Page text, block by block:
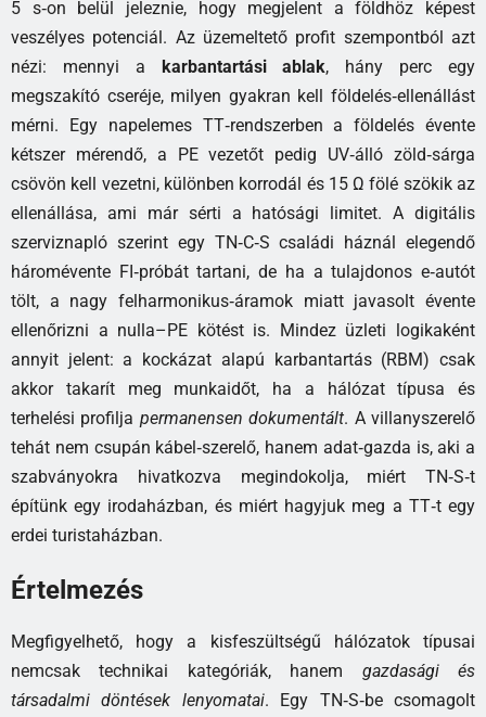
5 s‑on belül jeleznie, hogy megjelent a földhöz képest
veszélyes potenciál. Az üzemeltető profit szempontból azt
nézi: mennyi a karbantartási ablak, hány perc egy
megszakító cseréje, milyen gyakran kell földelés‑ellenállást
mérni. Egy napelemes TT‑rendszerben a földelés évente
kétszer mérendő, a PE vezetőt pedig UV‑álló zöld‑sárga
csövön kell vezetni, különben korrodál és 15 Ω fölé szökik az
ellenállása, ami már sérti a hatósági limitet. A digitális
szerviznapló szerint egy TN‑C‑S családi háznál elegendő
háromévente FI‑próbát tartani, de ha a tulajdonos e‑autót
tölt, a nagy felharmonikus‑áramok miatt javasolt évente
ellenőrizni a nulla–PE kötést is. Mindez üzleti logikaként
annyit jelent: a kockázat alapú karbantartás (RBM) csak
akkor takarít meg munkaidőt, ha a hálózat típusa és
terhelési profilja permanensen dokumentált. A villanyszerelő
tehát nem csupán kábel‑szerelő, hanem adat‑gazda is, aki a
szabványokra hivatkozva megindokolja, miért TN‑S‑t
építünk egy irodaházban, és miért hagyjuk meg a TT‑t egy
erdei turistaházban.
Értelmezés
Megfigyelhető, hogy a kisfeszültségű hálózatok típusai
nemcsak technikai kategóriák, hanem gazdasági és
társadalmi döntések lenyomatai. Egy TN‑S‑be csomagolt